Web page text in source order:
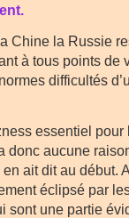
Chine la Russie
à tous points de
difficultés
essentiel
donc aucune
ait dit au début.
éclipsé par
sont une partie